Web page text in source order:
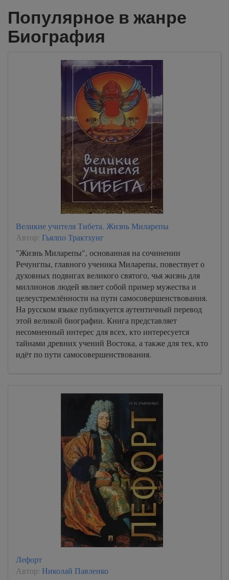
Популярное в жанре
Биография
Великие учителя Тибета. Жизнь Миларепы
Автор: Гьялпо Трактхунг
"Жизнь Миларепы", основанная на сочинении
Речунгпы, главного ученика Миларепы, повествует о
духовных подвигах великого святого, чья жизнь для
миллионов людей являет собой пример мужества и
целеустремлённости на пути самосовершенствования.
На русском языке публикуется аутентичный перевод
этой великой биографии. Книга представляет
несомненный интерес для всех, кто интересуется
тайнами древних учений Востока, а также для тех, кто
идёт по пути самосовершенствования.
Лефорт
Автор: Николай Павленко